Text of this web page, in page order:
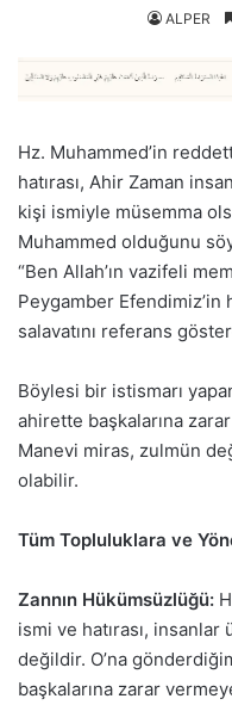
ALPER
Hz. Muhammed’in
hatırası, Ahir Zaman
kişi ismiyle müsemma
Muhammed olduğunu
“Ben Allah’ın vazifeli
Peygamber Efendimiz’in
salavatını referans
Böylesi bir istismarı
ahirette başkalarına
Manevi miras, zulmün
olabilir.
Tüm Topluluklara ve
Zannın Hükümsüzlüğü:
ismi ve hatırası, insanlar
değildir. O’na
başkalarına zarar